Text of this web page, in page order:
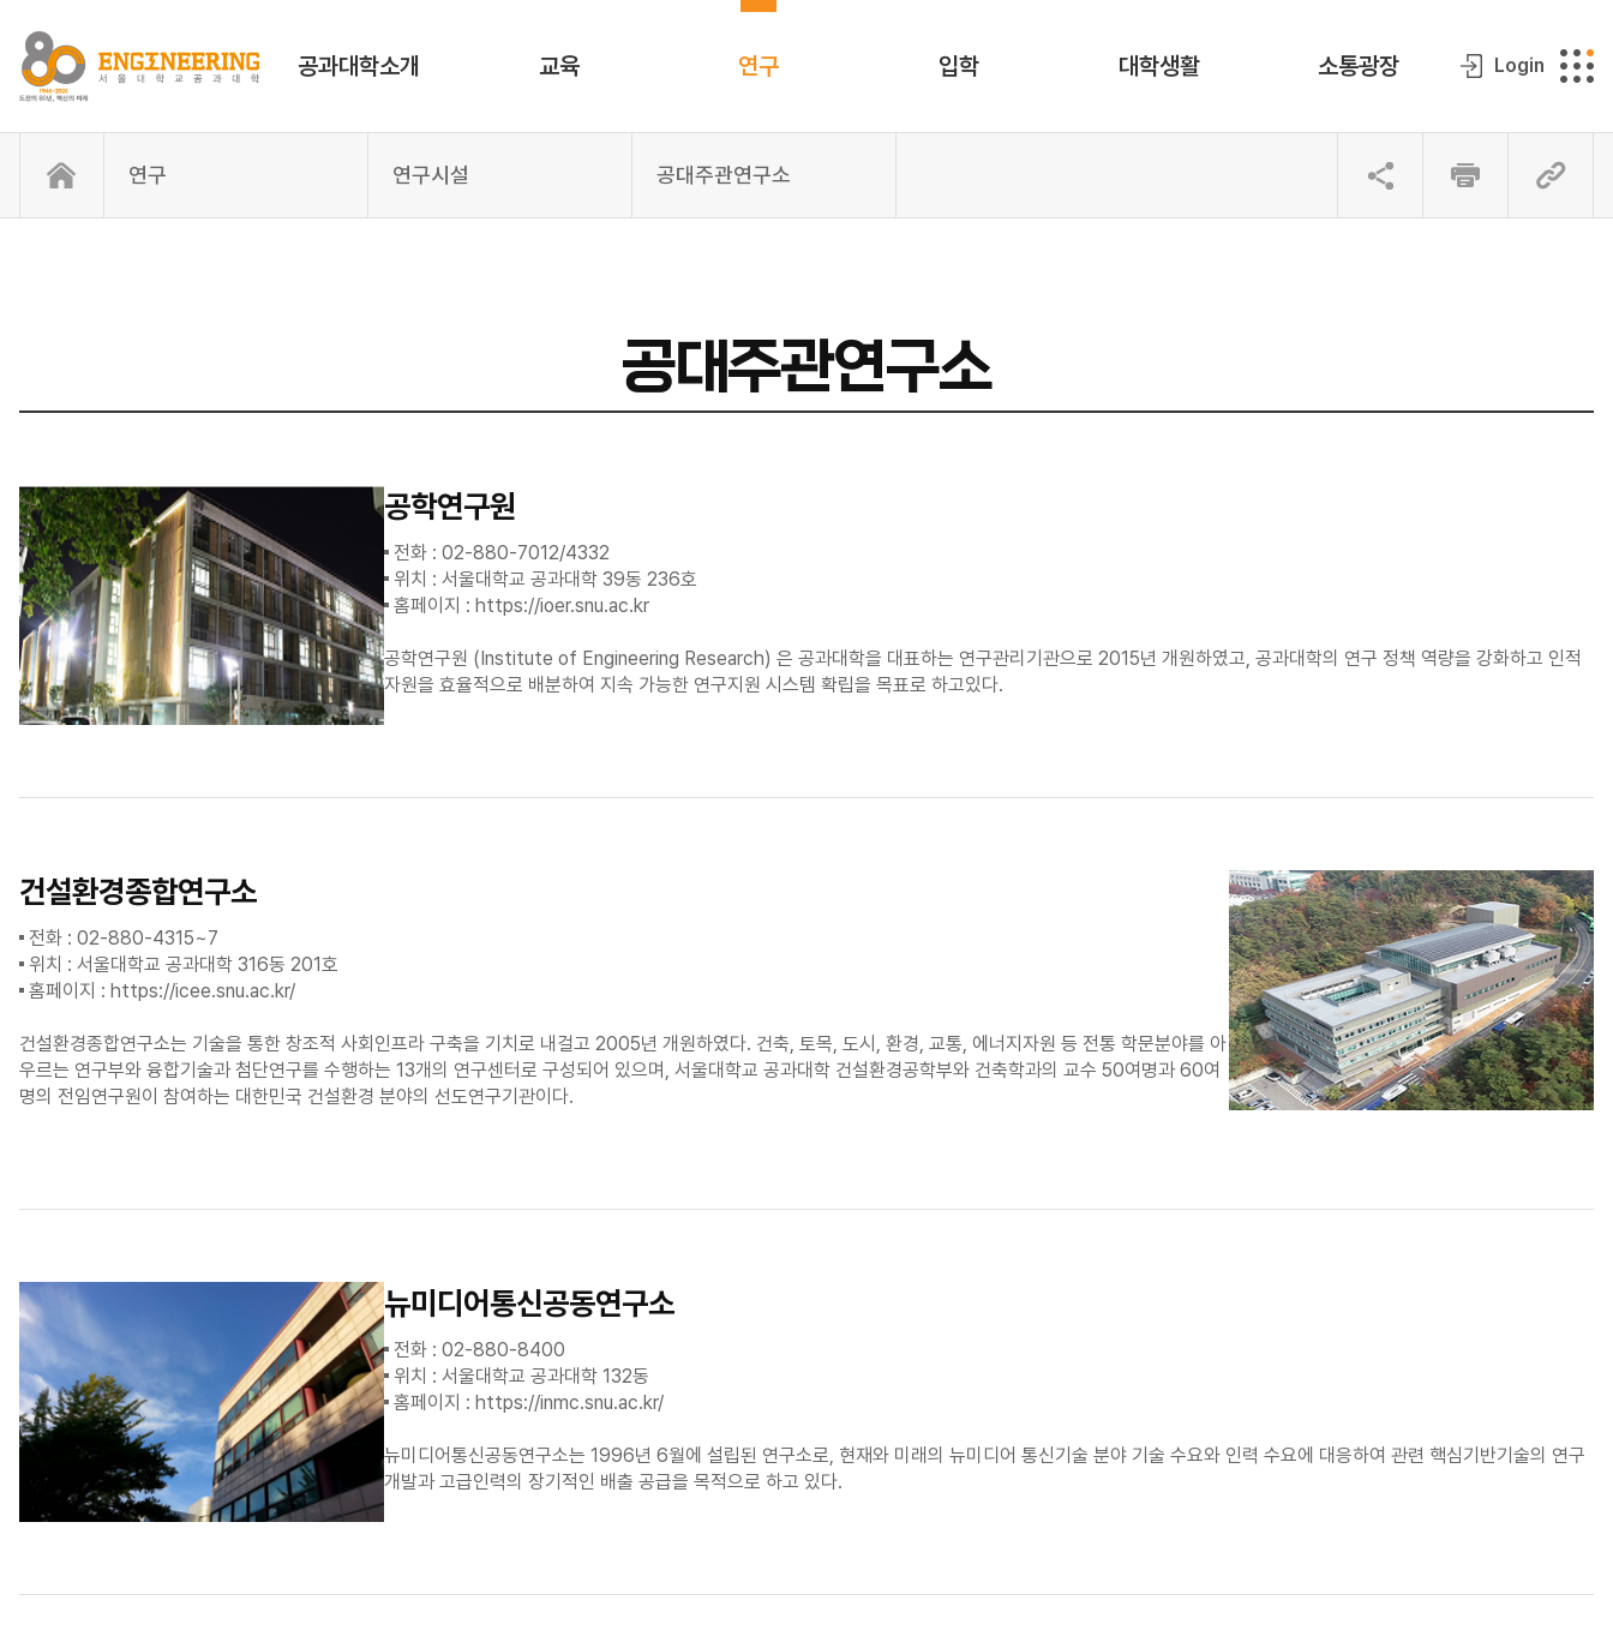
공과대학소개 교육 연구 입학 대학생활 소통광장 Login
연구 연구시설 공대주관연구소
공대주관연구소
공학연구원
전화 : 02-880-7012/4332
위치 : 서울대학교 공과대학 39동 236호
홈페이지 : https://ioer.snu.ac.kr
공학연구원 (Institute of Engineering Research) 은 공과대학을 대표하는 연구관리기관으로 2015년 개원하였고, 공과대학의 연구 정책 역량을 강화하고 인적
자원을 효율적으로 배분하여 지속 가능한 연구지원 시스템 확립을 목표로 하고있다.
건설환경종합연구소
전화 : 02-880-4315~7
위치 : 서울대학교 공과대학 316동 201호
홈페이지 : https://icee.snu.ac.kr/
건설환경종합연구소는 기술을 통한 창조적 사회인프라 구축을 기치로 내걸고 2005년 개원하였다. 건축, 토목, 도시, 환경, 교통, 에너지자원 등 전통 학문분야를 아
우르는 연구부와 융합기술과 첨단연구를 수행하는 13개의 연구센터로 구성되어 있으며, 서울대학교 공과대학 건설환경공학부와 건축학과의 교수 50여명과 60여
명의 전임연구원이 참여하는 대한민국 건설환경 분야의 선도연구기관이다.
뉴미디어통신공동연구소
전화 : 02-880-8400
위치 : 서울대학교 공과대학 132동
홈페이지 : https://inmc.snu.ac.kr/
뉴미디어통신공동연구소는 1996년 6월에 설립된 연구소로, 현재와 미래의 뉴미디어 통신기술 분야 기술 수요와 인력 수요에 대응하여 관련 핵심기반기술의 연구
개발과 고급인력의 장기적인 배출 공급을 목적으로 하고 있다.